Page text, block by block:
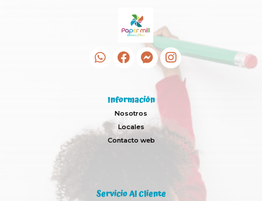
Información
Nosotros
Locales
Contacto web
Servicio Al Cliente